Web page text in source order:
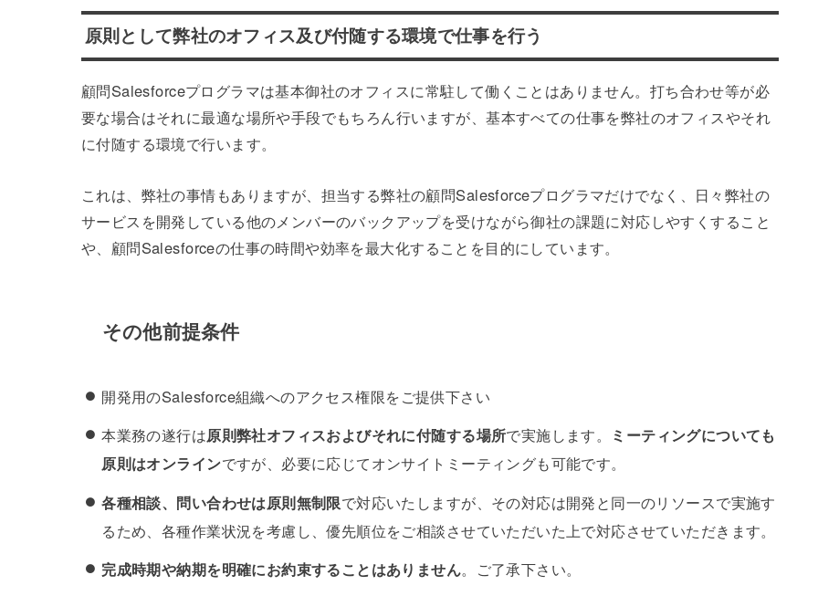
原則として弊社のオフィス及び付随する環境で仕事を行う
顧問Salesforceプログラマは基本御社のオフィスに常駐して働くことはありません。打ち合わせ等が必
要な場合はそれに最適な場所や手段でもちろん行いますが、基本すべての仕事を弊社のオフィスやそれ
に付随する環境で行います。
これは、弊社の事情もありますが、担当する弊社の顧問Salesforceプログラマだけでなく、日々弊社の
サービスを開発している他のメンバーのバックアップを受けながら御社の課題に対応しやすくすること
や、顧問Salesforceの仕事の時間や効率を最大化することを目的にしています。
その他前提条件
開発用のSalesforce組織へのアクセス権限をご提供下さい
本業務の遂行は原則弊社オフィスおよびそれに付随する場所で実施します。 ミーティングについても
原則はオンラインですが、必要に応じてオンサイトミーティングも可能です。
各種相談、問い合わせは原則無制限で対応いたしますが、その対応は開発と同一のリソースで実施す
るため、各種作業状況を考慮し、優先順位をご相談させていただいた上で対応させていただきます。
完成時期や納期を明確にお約束することはありません。ご了承下さい。